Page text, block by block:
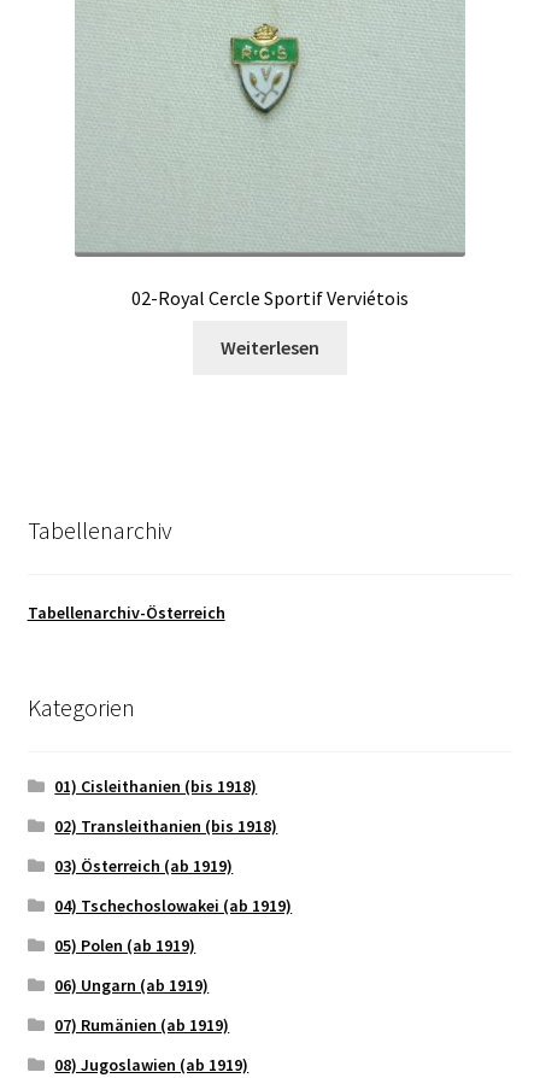
02-Royal Cercle Sportif Verviétois
Weiterlesen
Tabellenarchiv
Tabellenarchiv-Österreich
Kategorien
01) Cisleithanien (bis 1918)
02) Transleithanien (bis 1918)
03) Österreich (ab 1919)
04) Tschechoslowakei (ab 1919)
05) Polen (ab 1919)
06) Ungarn (ab 1919)
07) Rumänien (ab 1919)
08) Jugoslawien (ab 1919)